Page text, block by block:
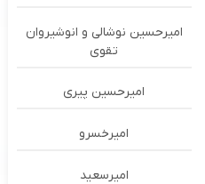
امیرحسین نوشالی و انوشیروان
تقوی
امیرحسین پیری
امیرخسرو
امیرسعید